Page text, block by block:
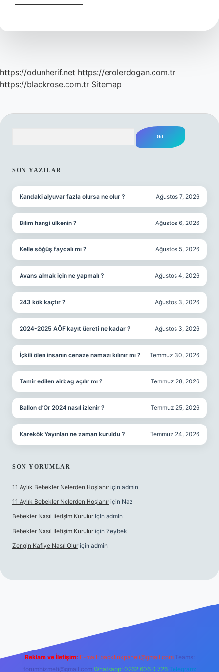
Yemek
https://odunherif.net https://erolerdogan.com.tr
https://blackrose.com.tr Sitemap
SON YAZILAR
Kandaki alyuvar fazla olursa ne olur ? Ağustos 7, 2026
Bilim hangi ülkenin ? Ağustos 6, 2026
Kelle söğüş faydalı mı ? Ağustos 5, 2026
Avans almak için ne yapmalı ? Ağustos 4, 2026
243 kök kaçtır ? Ağustos 3, 2026
2024-2025 AÖF kayıt ücreti ne kadar ? Ağustos 3, 2026
İçkili ölen insanın cenaze namazı kılınır mı ? Temmuz 30, 2026
Tamir edilen airbag açılır mı ? Temmuz 28, 2026
Ballon d’Or 2024 nasıl izlenir ? Temmuz 25, 2026
Karekök Yayınları ne zaman kuruldu ? Temmuz 24, 2026
SON YORUMLAR
11 Aylık Bebekler Nelerden Hoşlanır için admin
11 Aylık Bebekler Nelerden Hoşlanır için Naz
Bebekler Nasıl Iletişim Kurulur için admin
Bebekler Nasıl Iletişim Kurulur için Zeybek
Zengin Kafiye Nasıl Olur için admin
Reklam ve İletişim: E-mail: backlinkpaneli@gmail.com Teams:
forumhizmeti@gmail.com Whatsapp: 0262 606 0 726 Telegram: